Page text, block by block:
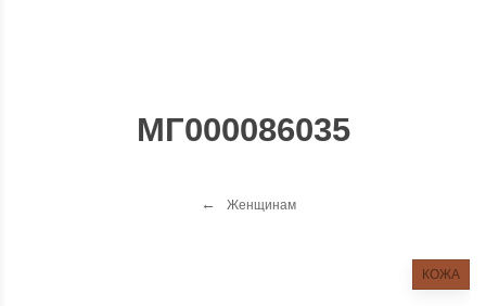
МГ000086035
Женщинам
КОЖА